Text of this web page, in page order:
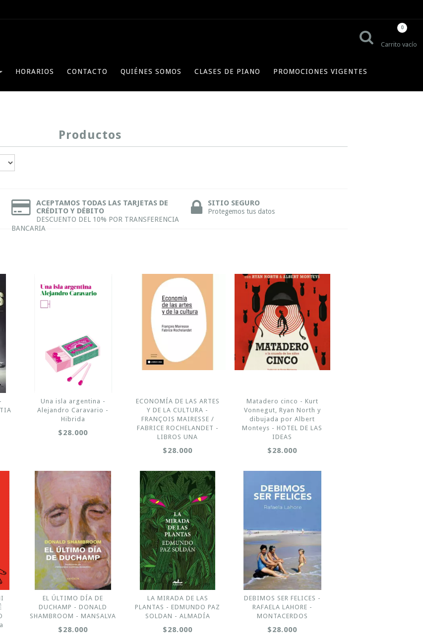
Carrito vacío
0
HORARIOS CONTACTO QUIÉNES SOMOS CLASES DE PIANO PROMOCIONES VIGENTES
Productos
ACEPTAMOS TODAS LAS TARJETAS DE
CRÉDITO Y DÉBITO
DESCUENTO DEL 10% POR TRANSFERENCIA
BANCARIA
SITIO SEGURO
Protegemos tus datos
Una isla argentina -
Alejandro Caravario -
Hibrida
$28.000
ECONOMÍA DE LAS ARTES
Y DE LA CULTURA -
FRANÇOIS MAIRESSE /
FABRICE ROCHELANDET -
LIBROS UNA
$28.000
Matadero cinco - Kurt
Vonnegut, Ryan North y
dibujada por Albert
Monteys - HOTEL DE LAS
IDEAS
$28.000
EL ÚLTIMO DÍA DE
DUCHAMP - DONALD
SHAMBROOM - MANSALVA
$28.000
LA MIRADA DE LAS
PLANTAS - EDMUNDO PAZ
SOLDAN - ALMADÍA
$28.000
DEBIMOS SER FELICES -
RAFAELA LAHORE -
MONTACERDOS
$28.000